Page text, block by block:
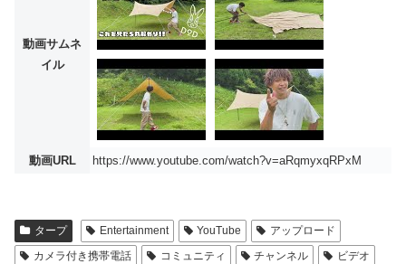
動画サムネ
イル
動画URL https://www.youtube.com/watch?v=aRqmyxqRPxM
タープ Entertainment YouTube
アップロード
カメラ付き携帯電話
コミュニティ チャンネル
ビデオ